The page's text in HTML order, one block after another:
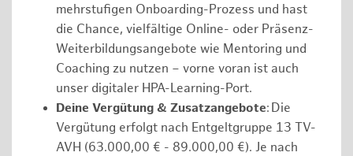
mehrstufigen Onboarding-Prozess und hast
die Chance, vielfältige Online- oder Präsenz-
Weiterbildungsangebote wie Mentoring und
Coaching zu nutzen – vorne voran ist auch
unser digitaler HPA-Learning-Port.
Deine Vergütung & Zusatzangebote: Die
Vergütung erfolgt nach Entgeltgruppe 13 TV-
AVH (63.000,00 € - 89.000,00 €). Je nach